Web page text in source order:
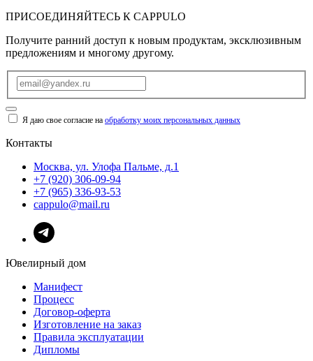
ПРИСОЕДИНЯЙТЕСЬ К CAPPULO
Получите ранний доступ к новым продуктам, эксклюзивным
предложениям и многому другому.
Я даю свое согласие на обработку моих персональных данных
Контакты
Москва, ул. Улофа Пальме, д.1
+7 (920) 306-09-94
+7 (965) 336-93-53
cappulo@mail.ru
Ювелирный дом
Манифест
Процесс
Договор-оферта
Изготовление на заказ
Правила эксплуатации
Дипломы